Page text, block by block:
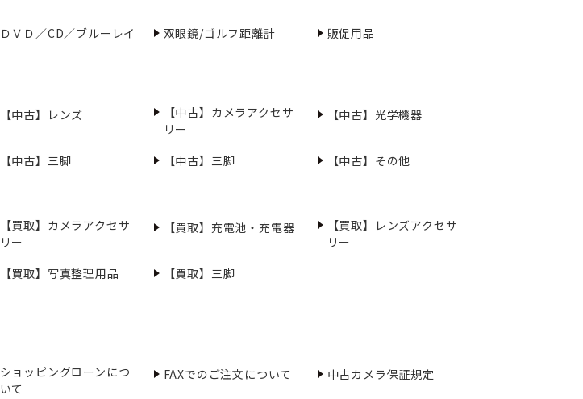
ＤＶＤ／CD／ブルーレイ 双眼鏡/ゴルフ距離計 販促用品
【中古】レンズ
【中古】カメラアクセサ
リー
【中古】光学機器
【中古】三脚 【中古】三脚 【中古】その他
【買取】カメラアクセサ
リー
【買取】充電池・充電器
【買取】レンズアクセサ
リー
【買取】写真整理用品 【買取】三脚
ショッピングローンにつ
いて
FAXでのご注文について 中古カメラ保証規定